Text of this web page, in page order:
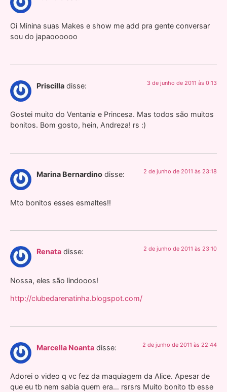
Oi Minina suas Makes e show me add pra gente conversar
sou do japaoooooo
Priscilla disse: 3 de junho de 2011 às 0:13
Gostei muito do Ventania e Princesa. Mas todos são muitos
bonitos. Bom gosto, hein, Andreza! rs :)
Marina Bernardino disse: 2 de junho de 2011 às 23:18
Mto bonitos esses esmaltes!!
Renata disse: 2 de junho de 2011 às 23:10
Nossa, eles são lindooos!
http://clubedarenatinha.blogspot.com/
Marcella Noanta disse: 2 de junho de 2011 às 22:44
Adorei o video q vc fez da maquiagem da Alice. Apesar de
que eu tb nem sabia quem era… rsrsrs Muito bonito tb esse